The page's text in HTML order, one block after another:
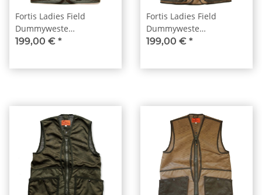
Fortis Ladies Field
Dummyweste
Olive/Coyote
199,00 € *
Fortis Ladies Field
Dummyweste
Olive/Coyote
199,00 € *